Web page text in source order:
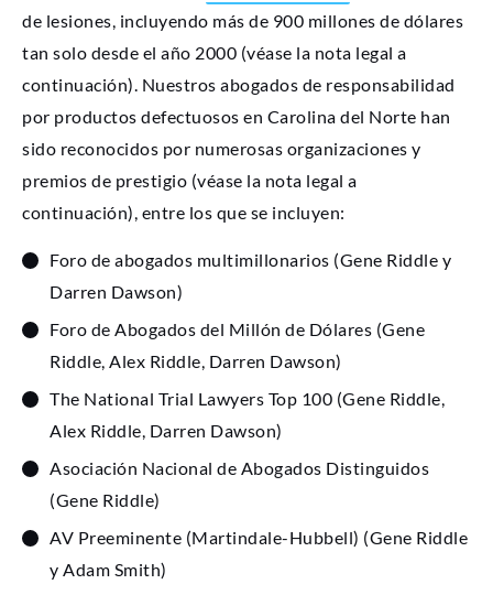
de lesiones, incluyendo más de 900 millones de dólares
tan solo desde el año 2000 (véase la nota legal a
continuación). Nuestros abogados de responsabilidad
por productos defectuosos en Carolina del Norte han
sido reconocidos por numerosas organizaciones y
premios de prestigio (véase la nota legal a
continuación), entre los que se incluyen:
Foro de abogados multimillonarios (Gene Riddle y
Darren Dawson)
Foro de Abogados del Millón de Dólares (Gene
Riddle, Alex Riddle, Darren Dawson)
The National Trial Lawyers Top 100 (Gene Riddle,
Alex Riddle, Darren Dawson)
Asociación Nacional de Abogados Distinguidos
(Gene Riddle)
AV Preeminente (Martindale-Hubbell) (Gene Riddle
y Adam Smith)